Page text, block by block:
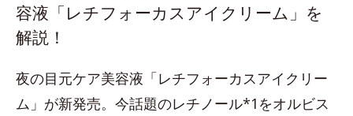
容液「レチフォーカスアイクリーム」を
解説！
夜の目元ケア美容液「レチフォーカスアイクリー
ム」が新発売。今話題のレチノール*1をオルビス